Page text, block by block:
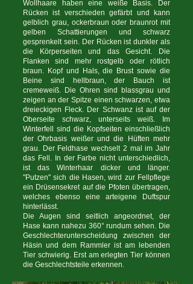
Wollhaare haben eine weiße Basis. Der
Rücken ist verschieden gefärbt und kann
gelblich grau, ockerbraun oder braunrot mit
gelben Schattierungen und schwarz
gesprenkelt sein. Der Rücken ist dunkler als
die Körperseiten und das Gesicht. Die
Flanken sind mehr rostgelb oder rötlich
braun. Kopf und Hals, die Brust sowie die
Beine sind hellbraun, der Bauch ist
cremeweiß. Die Ohren sind blassgrau und
zeigen an der Spitze einen schwarzen, etwa
dreieckigen Fleck. Der Schwanz ist auf der
Oberseite schwarz, unterseits weiß. Im
Winterfell sind die Kopfseiten einschließlich
der Ohrbasis weißer und die Hüften mehr
grau. Der Feldhase wechselt 2 mal im Jahr
das Fell. In der Farbe nicht unterschiedlich,
ist das Winterhaar dicker und länger.
"Putzen" sich die Hasen, wird zur Fellpflege
ein Drüsensekret auf die Pfoten übertragen,
welches ebenso eine arteigene Duftspur
hinterlässt.
Die Augen sind seitlich angeordnet, der
Hase kann nahezu 360° rundum sehen. Die
Geschlechterunterscheidung zwischen der
Häsin und dem Rammler ist am lebenden
Tier schwierig. Erst am erlegten Tier können
die Geschlechtsteile erkennen.